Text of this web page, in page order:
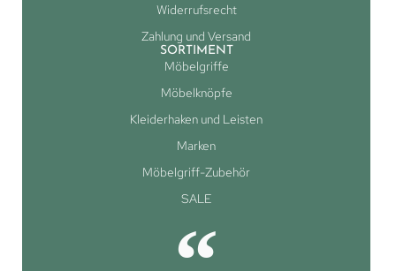
Widerrufsrecht
Zahlung und Versand
SORTIMENT
Möbelgriffe
Möbelknöpfe
Kleiderhaken und Leisten
Marken
Möbelgriff-Zubehör
SALE